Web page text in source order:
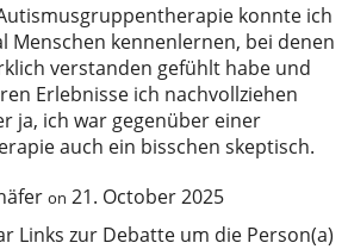
konnte ich
Menschen kennenlernen, bei denen
verstanden gefühlt habe und
Erlebnisse ich nachvollziehen
ja, ich war gegenüber einer
auch ein bisschen skeptisch.
on 21. October 2025
Links zur Debatte um die Person(a)